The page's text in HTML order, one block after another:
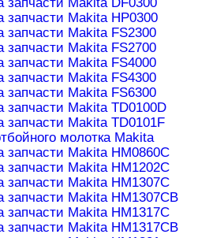
запчасти Makita DF0300
запчасти Makita HP0300
запчасти Makita FS2300
запчасти Makita FS2700
запчасти Makita FS4000
запчасти Makita FS4300
запчасти Makita FS6300
запчасти Makita TD0100D
запчасти Makita TD0101F
молотка Makita
запчасти Makita HM0860C
запчасти Makita HM1202C
запчасти Makita HM1307C
запчасти Makita HM1307CB
запчасти Makita HM1317C
запчасти Makita HM1317CB